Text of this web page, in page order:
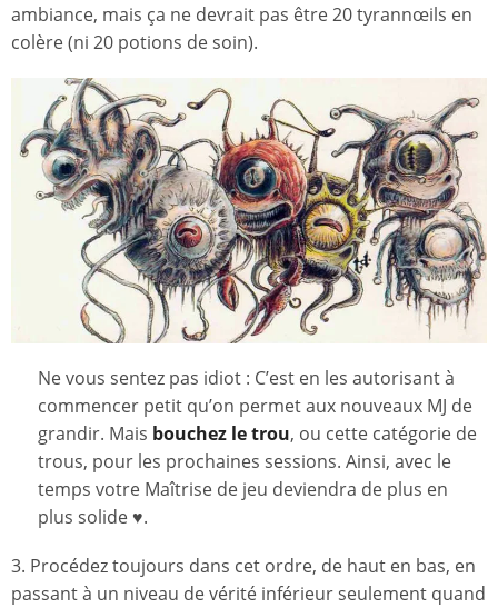
ambiance, mais ça ne devrait pas être 20 tyrannœils en
colère (ni 20 potions de soin).
Ne vous sentez pas idiot : C’est en les autorisant à
commencer petit qu’on permet aux nouveaux MJ de
grandir. Mais bouchez le trou, ou cette catégorie de
trous, pour les prochaines sessions. Ainsi, avec le
temps votre Maîtrise de jeu deviendra de plus en
plus solide ♥︎.
3. Procédez toujours dans cet ordre, de haut en bas, en
passant à un niveau de vérité inférieur seulement quand